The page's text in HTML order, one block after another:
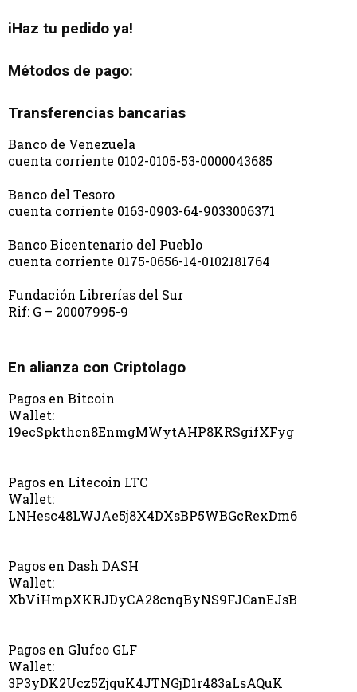
iHaz tu pedido ya!
Métodos de pago:
Transferencias bancarias
Banco de Venezuela
cuenta corriente 0102-0105-53-0000043685
Banco del Tesoro
cuenta corriente 0163-0903-64-9033006371
Banco Bicentenario del Pueblo
cuenta corriente 0175-0656-14-0102181764
Fundación Librerías del Sur
Rif: G – 20007995-9
En alianza con Criptolago
Pagos en Bitcoin
Wallet:
19ecSpkthcn8EnmgMWytAHP8KRSgifXFyg
Pagos en Litecoin LTC
Wallet:
LNHesc48LWJAe5j8X4DXsBP5WBGcRexDm6
Pagos en Dash DASH
Wallet:
XbViHmpXKRJDyCA28cnqByNS9FJCanEJsB
Pagos en Glufco GLF
Wallet:
3P3yDK2Ucz5ZjquK4JTNGjD1r483aLsAQuK